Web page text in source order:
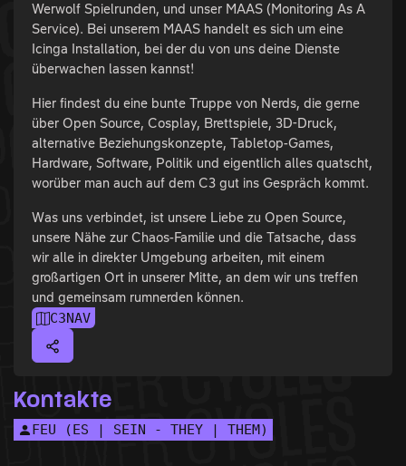
Werwolf Spielrunden, und unser MAAS (Monitoring As A
Service). Bei unserem MAAS handelt es sich um eine
Icinga Installation, bei der du von uns deine Dienste
überwachen lassen kannst!
Hier findest du eine bunte Truppe von Nerds, die gerne
über Open Source, Cosplay, Brettspiele, 3D-Druck,
alternative Beziehungskonzepte, Tabletop-Games,
Hardware, Software, Politik und eigentlich alles quatscht,
worüber man auch auf dem C3 gut ins Gespräch kommt.
Was uns verbindet, ist unsere Liebe zu Open Source,
unsere Nähe zur Chaos-Familie und die Tatsache, dass
wir alle in direkter Umgebung arbeiten, mit einem
großartigen Ort in unserer Mitte, an dem wir uns treffen
und gemeinsam rumnerden können.
C3NAV
Kontakte
FEU (ES | SEIN - THEY | THEM)